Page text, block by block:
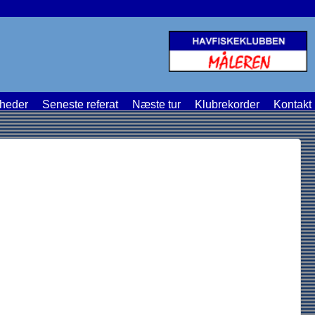
Seneste referat Næste tur Klubrekorder Kontakt